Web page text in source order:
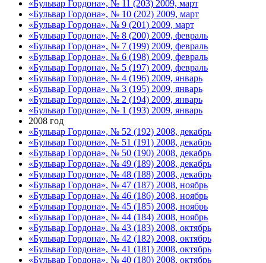
«Бульвар Гордона», № 11 (203) 2009, март
«Бульвар Гордона», № 10 (202) 2009, март
«Бульвар Гордона», № 9 (201) 2009, март
«Бульвар Гордона», № 8 (200) 2009, февраль
«Бульвар Гордона», № 7 (199) 2009, февраль
«Бульвар Гордона», № 6 (198) 2009, февраль
«Бульвар Гордона», № 5 (197) 2009, февраль
«Бульвар Гордона», № 4 (196) 2009, январь
«Бульвар Гордона», № 3 (195) 2009, январь
«Бульвар Гордона», № 2 (194) 2009, январь
«Бульвар Гордона», № 1 (193) 2009, январь
2008 год
«Бульвар Гордона», № 52 (192) 2008, декабрь
«Бульвар Гордона», № 51 (191) 2008, декабрь
«Бульвар Гордона», № 50 (190) 2008, декабрь
«Бульвар Гордона», № 49 (189) 2008, декабрь
«Бульвар Гордона», № 48 (188) 2008, декабрь
«Бульвар Гордона», № 47 (187) 2008, ноябрь
«Бульвар Гордона», № 46 (186) 2008, ноябрь
«Бульвар Гордона», № 45 (185) 2008, ноябрь
«Бульвар Гордона», № 44 (184) 2008, ноябрь
«Бульвар Гордона», № 43 (183) 2008, октябрь
«Бульвар Гордона», № 42 (182) 2008, октябрь
«Бульвар Гордона», № 41 (181) 2008, октябрь
«Бульвар Гордона», № 40 (180) 2008, октябрь